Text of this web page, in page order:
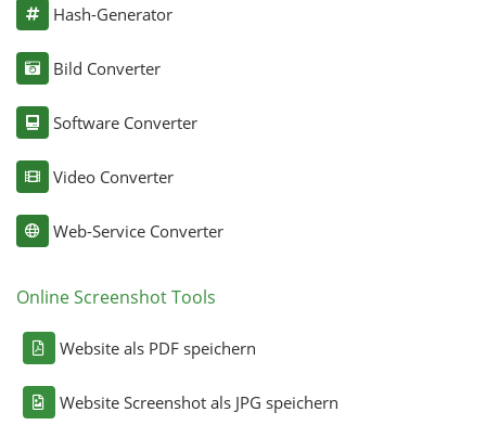
Hash-Generator
Bild Converter
Software Converter
Video Converter
Web-Service Converter
Online Screenshot Tools
Website als PDF speichern
Website Screenshot als JPG speichern